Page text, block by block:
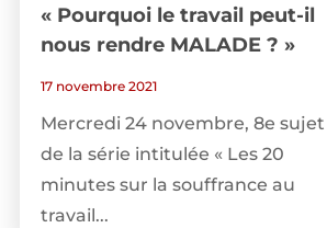
« Pourquoi le travail peut-il
nous rendre MALADE ? »
17 novembre 2021
Mercredi 24 novembre, 8e sujet
de la série intitulée « Les 20
minutes sur la souffrance au
travail...